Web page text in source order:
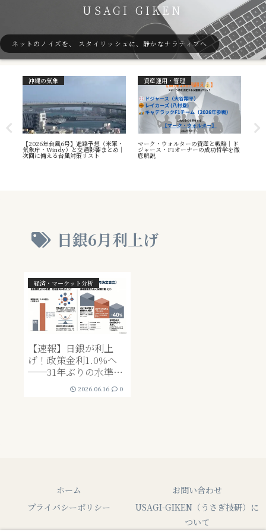
USAGI GIKEN
ネットのノイズを、 スタイリッシュに、静かなナラティブへ
沖縄の気象
【2026年台風6号】進路予想（米軍・
気象庁・Windy）と交通影響まとめ｜
次回に備える台風対策リスト
資産運用・管理
マーク・ウォルターの資産と戦略｜ド
ジャース・F1オーナーの成功哲学を徹
底解説
日銀6月利上げ
経済・マーケット分析
【速報】日銀が利上
げ！政策金利1.0%へ
──31年ぶりの水準｜
生活・為替・株価への
影響と今後の見通し
2026.06.16 0
ホーム
お問い合わせ
プライバシーポリシー
USAGI-GIKEN（うさぎ技研）に
ついて